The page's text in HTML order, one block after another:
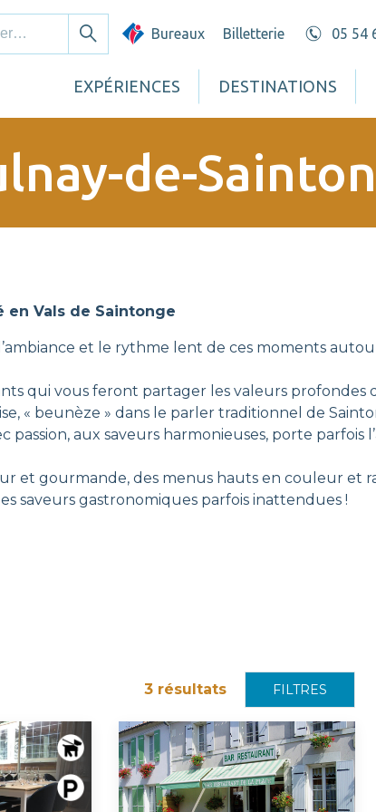
EXPÉRIENCES DESTINATIONS
RechercherBureaux Billetterie 05 54
de-
Vals de Saintonge
et le rythme lent de ces moments
qui vous feront partager les valeurs profondes
« beunèze » dans le parler traditionnel de
aux saveurs harmonieuses, porte parfois
et gourmande, des menus hauts en couleur et
saveurs gastronomiques parfois inattendues !
3résultats FILTRES